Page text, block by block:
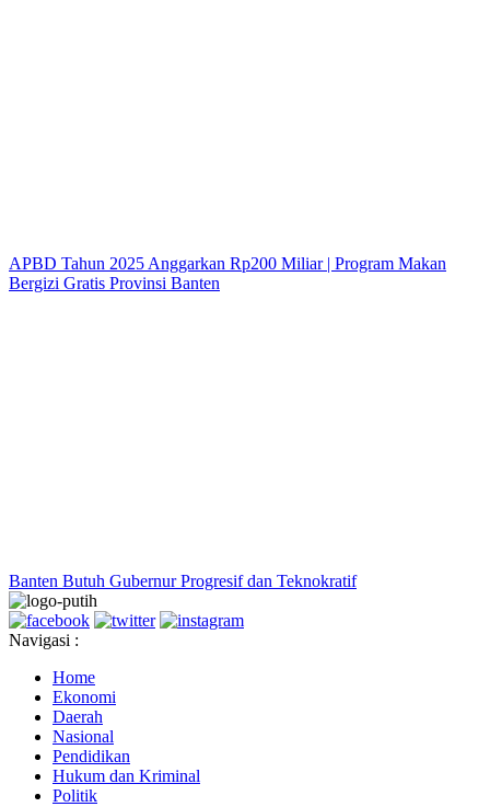
APBD Tahun 2025 Anggarkan Rp200 Miliar | Program Makan
Bergizi Gratis Provinsi Banten
Banten Butuh Gubernur Progresif dan Teknokratif
Navigasi :
Home
Ekonomi
Daerah
Nasional
Pendidikan
Hukum dan Kriminal
Politik